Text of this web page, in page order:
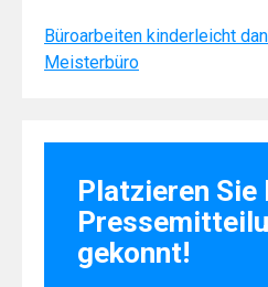
Büroarbeiten kinderleicht
Meisterbüro
Platzieren Sie
gekonnt!